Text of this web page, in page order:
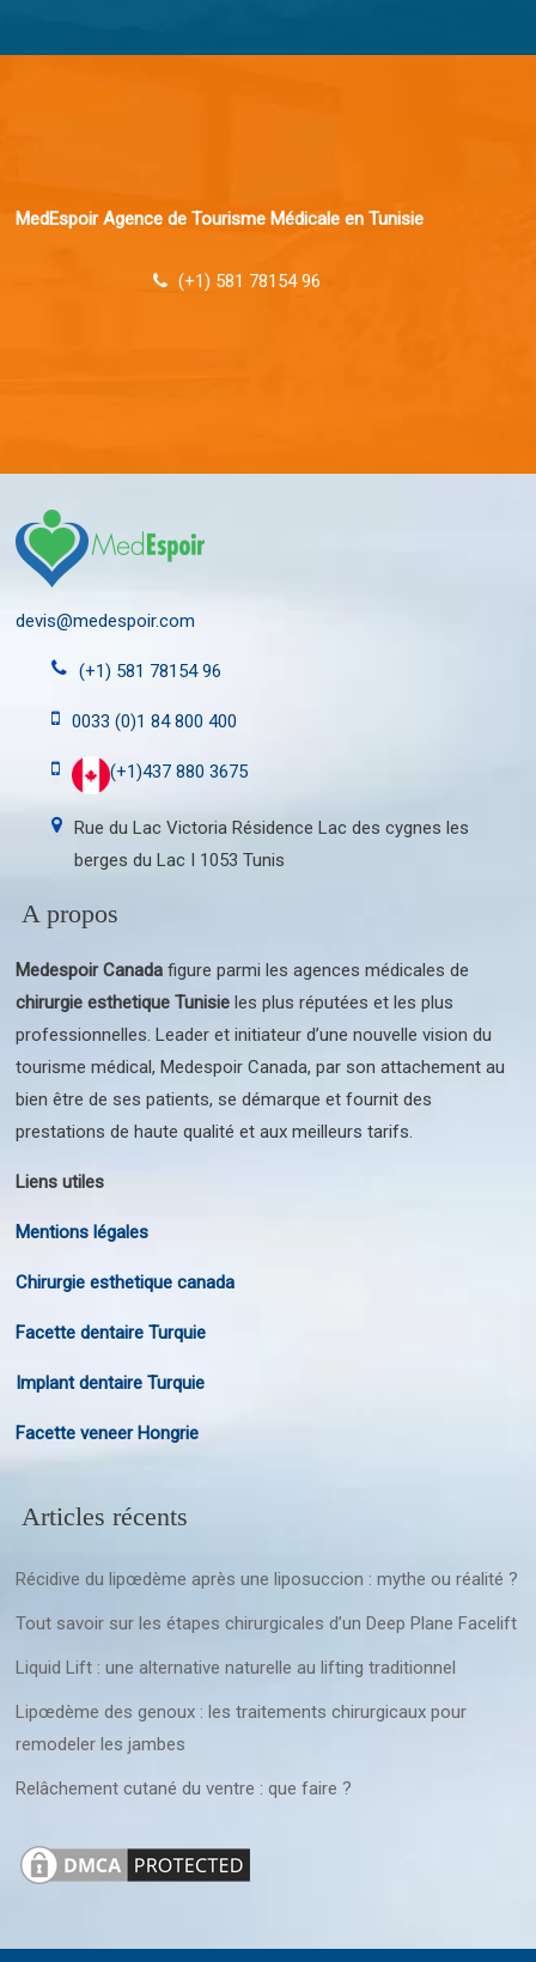
MedEspoir Agence de Tourisme Médicale en Tunisie
(+1) 581 78154 96
devis@medespoir.com
(+1) 581 78154 96
0033 (0)1 84 800 400
(+1)437 880 3675
Rue du Lac Victoria Résidence Lac des cygnes les
berges du Lac I 1053 Tunis
A propos
Medespoir Canada figure parmi les agences médicales de
chirurgie esthetique Tunisie les plus réputées et les plus
professionnelles. Leader et initiateur d’une nouvelle vision du
tourisme médical, Medespoir Canada, par son attachement au
bien être de ses patients, se démarque et fournit des
prestations de haute qualité et aux meilleurs tarifs.
Liens utiles
Mentions légales
Chirurgie esthetique canada
Facette dentaire Turquie
Implant dentaire Turquie
Facette veneer Hongrie
Articles récents
Récidive du lipœdème après une liposuccion : mythe ou réalité ?
Tout savoir sur les étapes chirurgicales d’un Deep Plane Facelift
Liquid Lift : une alternative naturelle au lifting traditionnel
Lipœdème des genoux : les traitements chirurgicaux pour
remodeler les jambes
Relâchement cutané du ventre : que faire ?